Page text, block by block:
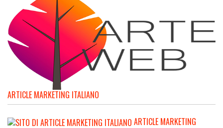
ARTICLE MARKETING ITALIANO
ARTICLE MARKETING